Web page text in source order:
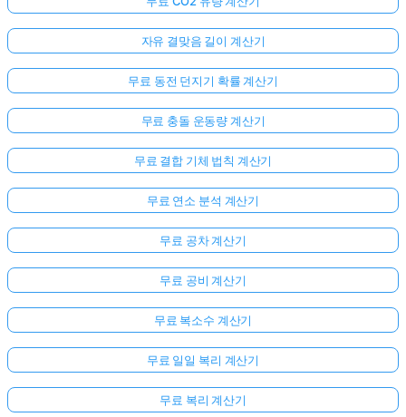
자유 결맞음 길이 계산기
무료 동전 던지기 확률 계산기
무료 충돌 운동량 계산기
무료 결합 기체 법칙 계산기
무료 연소 분석 계산기
무료 공차 계산기
무료 공비 계산기
무료 복소수 계산기
무료 일일 복리 계산기
무료 복리 계산기